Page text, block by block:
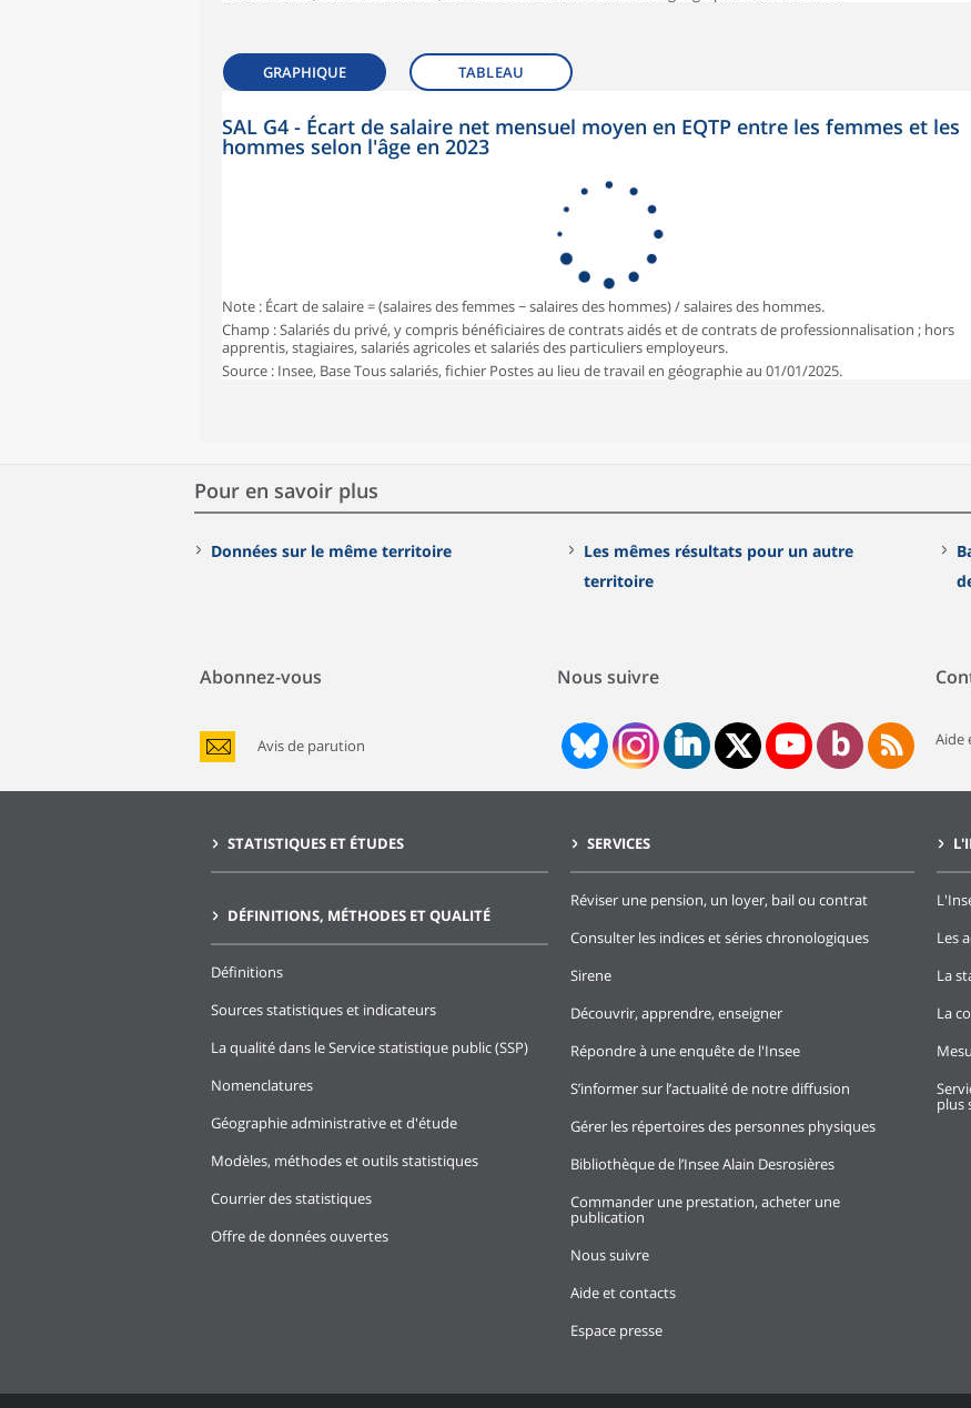
GRAPHIQUE TABLEAU
SAL G4 - Écart de salaire net mensuel moyen en EQTP entre les femmes et les
hommes selon l'âge en 2023
Note : Écart de salaire = (salaires des femmes − salaires des hommes) / salaires des hommes.
Champ : Salariés du privé, y compris bénéficiaires de contrats aidés et de contrats de professionnalisation ; hors
apprentis, stagiaires, salariés agricoles et salariés des particuliers employeurs.
Source : Insee, Base Tous salariés, fichier Postes au lieu de travail en géographie au 01/01/2025.
Pour en savoir plus
Données sur le même territoire
Les mêmes résultats pour un autre
territoire
Abonnez-vous
Avis de parution
Nous suivre
Aide
STATISTIQUES ET ÉTUDES
DÉFINITIONS, MÉTHODES ET QUALITÉ
Définitions
Sources statistiques et indicateurs
La qualité dans le Service statistique public (SSP)
Nomenclatures
Géographie administrative et d'étude
Modèles, méthodes et outils statistiques
Courrier des statistiques
Offre de données ouvertes
SERVICES
Réviser une pension, un loyer, bail ou contrat
Consulter les indices et séries chronologiques
Sirene
Découvrir, apprendre, enseigner
Répondre à une enquête de l'Insee
S’informer sur l’actualité de notre diffusion
Gérer les répertoires des personnes physiques
Bibliothèque de l’Insee Alain Desrosières
Commander une prestation, acheter une
publication
Nous suivre
Aide et contacts
Espace presse
Les
La
La
plus